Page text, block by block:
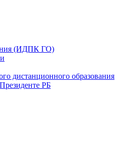
(ИДПК ГО)
дистанционного образования
РБ